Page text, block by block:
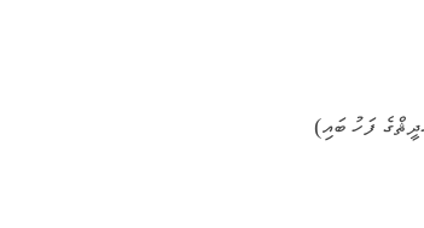
ފަހު ބައި)